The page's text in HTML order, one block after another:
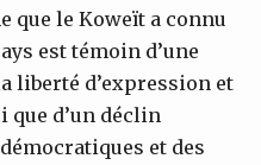
que le Koweït a connu
est témoin d’une
liberté d’expression et
que d’un déclin
et des